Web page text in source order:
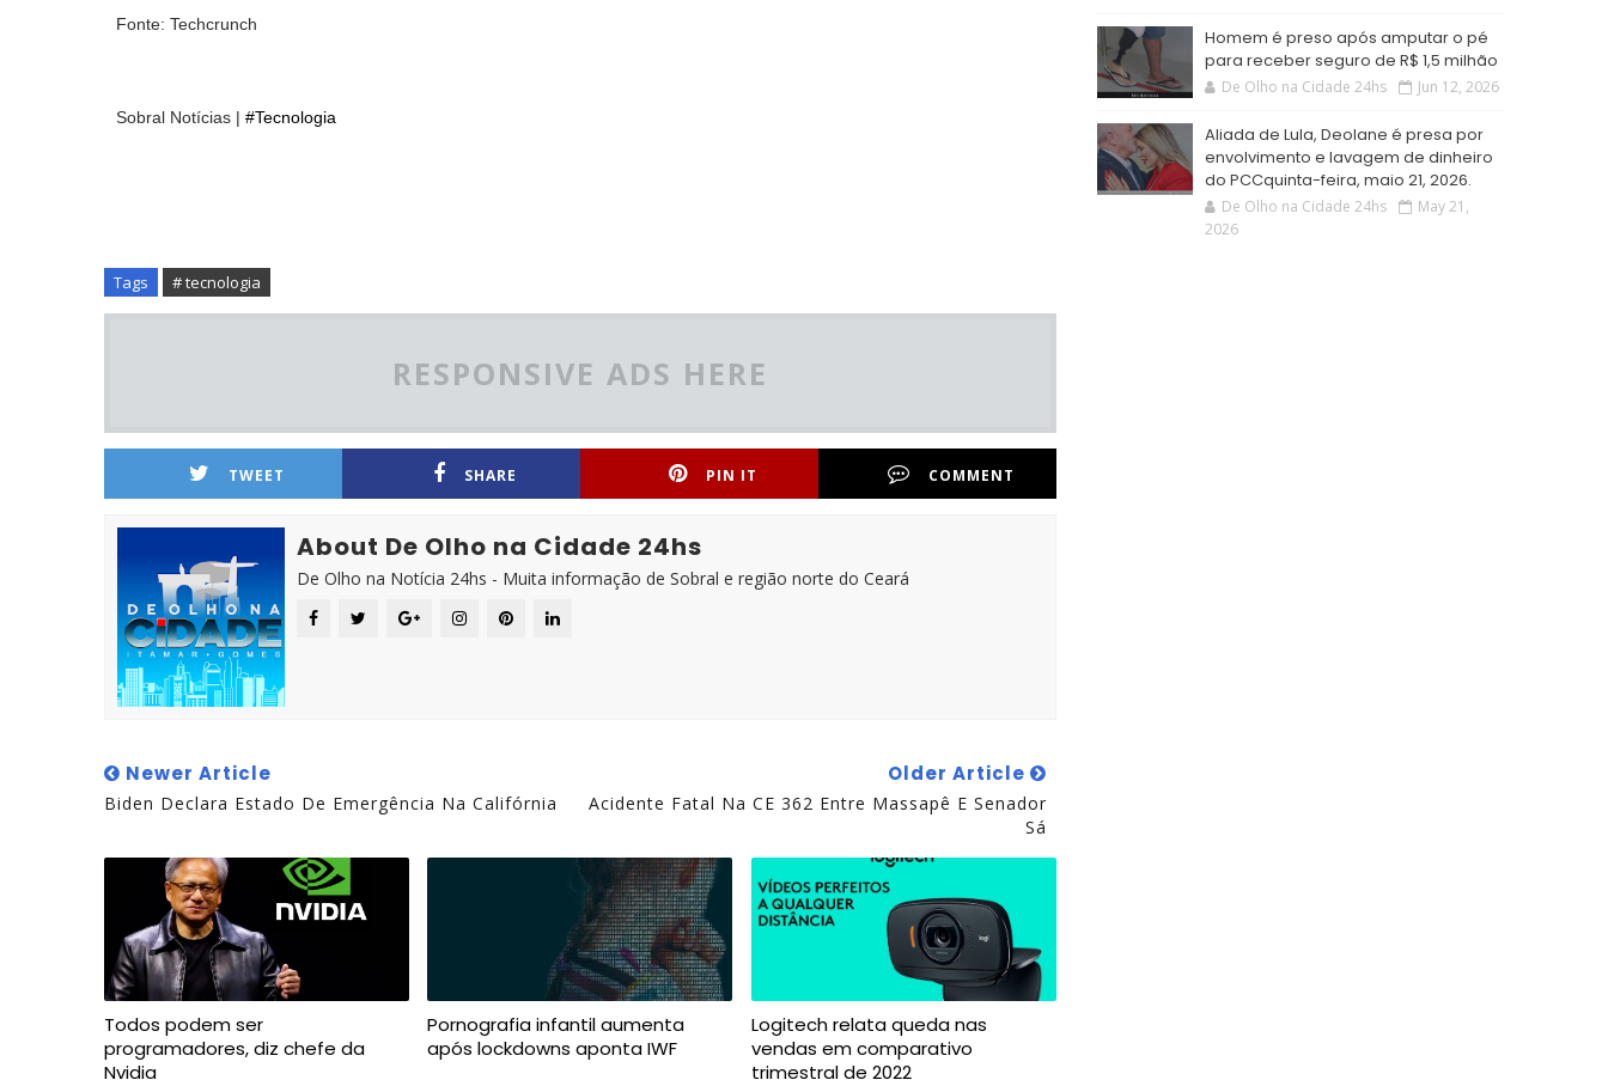
Fonte: Techcrunch
Sobral Notícias | #Tecnologia
Tags # tecnologia
RESPONSIVE ADS HERE
TWEET SHARE PIN IT COMMENT
About De Olho na Cidade 24hs
De Olho na Notícia 24hs - Muita informação de Sobral e região norte do Ceará
Newer Article
Biden Declara Estado De Emergência Na Califórnia
Older Article
Acidente Fatal Na CE 362 Entre Massapê E Senador
Sá
Todos podem ser
programadores, diz chefe da
Nvidia
Pornografia infantil aumenta
após lockdowns aponta IWF
Logitech relata queda nas
vendas em comparativo
trimestral de 2022
Homem é preso após amputar o pé
para receber seguro de R$ 1,5 milhão
De Olho na Cidade 24hs Jun 12, 2026
Aliada de Lula, Deolane é presa por
envolvimento e lavagem de dinheiro
do PCCquinta-feira, maio 21, 2026.
De Olho na Cidade 24hs
May 21,
2026